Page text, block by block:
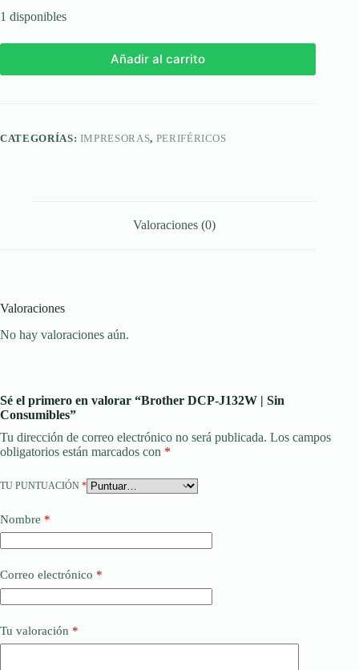
1 disponibles
Añadir al carrito
CATEGORÍAS: IMPRESORAS, PERIFÉRICOS
Valoraciones (0)
Valoraciones
No hay valoraciones aún.
Sé el primero en valorar “Brother DCP-J132W | Sin
Consumibles”
Tu dirección de correo electrónico no será publicada. Los campos
obligatorios están marcados con *
TU PUNTUACIÓN *
Nombre *
Correo electrónico *
Tu valoración *